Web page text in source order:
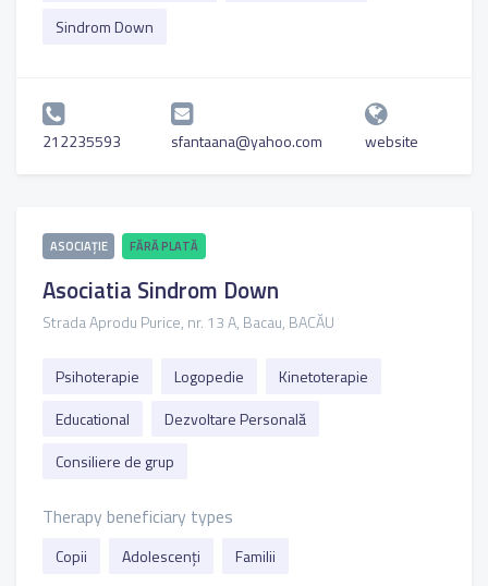
Sindrom Down
212235593 sfantaana@yahoo.com website
ASOCIAȚIE FĂRĂ PLATĂ
Asociatia Sindrom Down
Strada Aprodu Purice, nr. 13 A, Bacau, BACĂU
Psihoterapie Logopedie
Kinetoterapie
Educational
Dezvoltare Personală
Consiliere de grup
Therapy beneficiary types
Copii Adolescenți Familii